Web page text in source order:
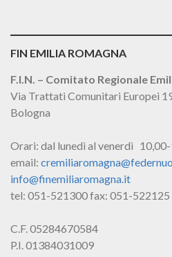
FIN EMILIA ROMAGNA
F.I.N. – Comitato Regionale
Via Trattati Comunitari Europei
Bologna
Orari: dal lunedì al venerdì
email:
info@finemiliaromagna.it
tel: 051-521300 fax: 051-522125
C.F. 05284670584
P.I. 01384031009